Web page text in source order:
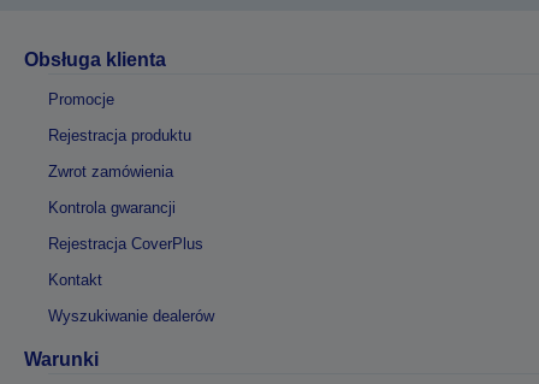
Obsługa klienta
Promocje
Rejestracja produktu
Zwrot zamówienia
Kontrola gwarancji
Rejestracja CoverPlus
Kontakt
Wyszukiwanie dealerów
Warunki